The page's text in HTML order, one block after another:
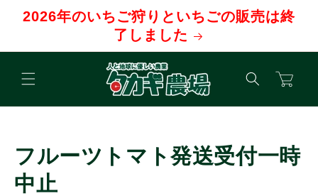
ンツに
2026年のいちご狩りといちごの販売は終
了しました
ー
フルーツトマト発送受付一時
中止